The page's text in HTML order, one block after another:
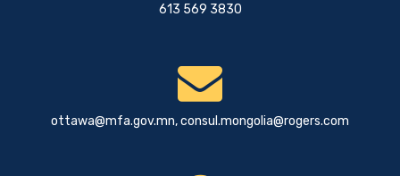
613 569 3830
ottawa@mfa.gov.mn,consul.mongolia@rogers.com